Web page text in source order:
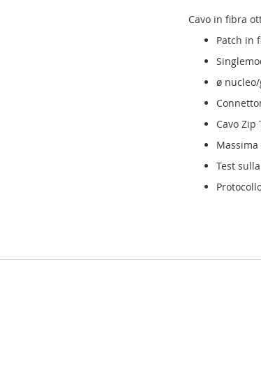
Cavo in fibra
Patch in
ø
Cavo
Test